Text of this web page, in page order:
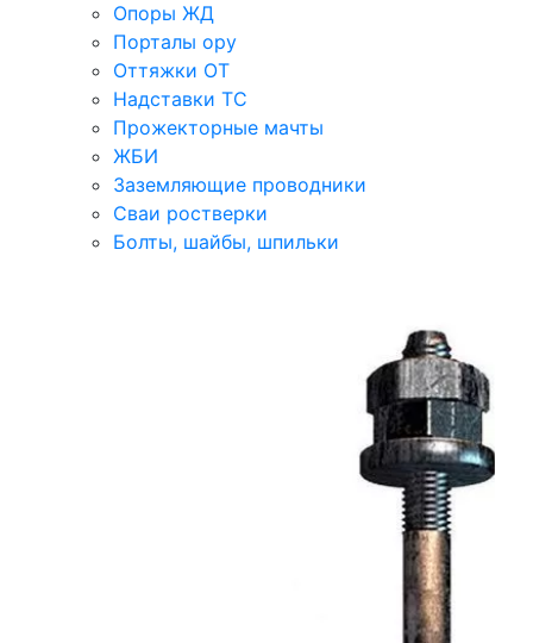
Опоры ЖД
Порталы ору
Оттяжки ОТ
Надставки ТС
Прожекторные мачты
ЖБИ
Заземляющие проводники
Сваи ростверки
Болты, шайбы, шпильки